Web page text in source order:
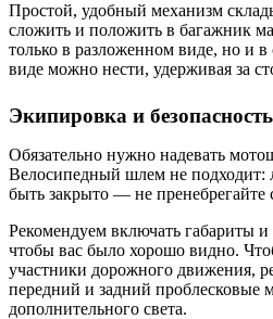
Простой, удобный механизм
сложить и положить в багажник
только в разложенном виде, но и
виде можно нести, удерживая за
Экипировка и безопасность
Обязательно нужно надевать
Велосипедный шлем не подходит:
быть закрыто — не пренебрегайте
Рекомендуем включать габариты и
чтобы вас было хорошо видно.
участники дорожного движения,
передний и задний проблесковые
дополнительного света.